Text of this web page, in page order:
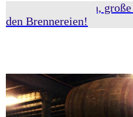
Klare Spirituosen,
den Brennereien!